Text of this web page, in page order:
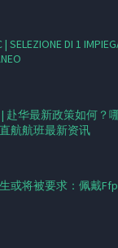
| SELEZIONE DI 1
赴华最新政策如何？
航航班最新资讯
或将被要求：佩戴